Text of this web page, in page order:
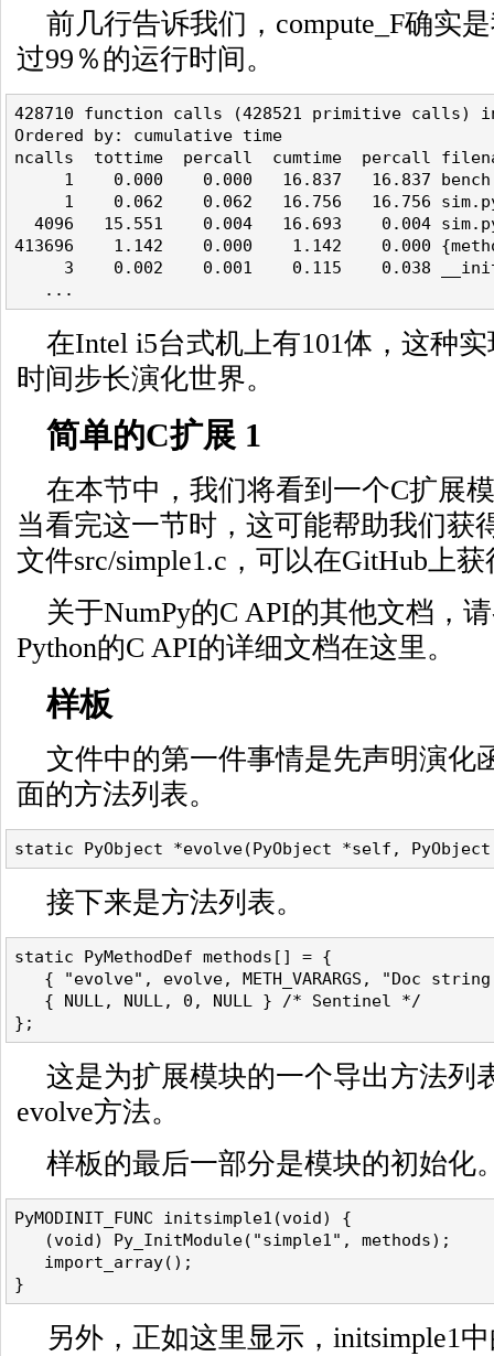
前几行告诉我们，compute_F确实
过99％的运行时间。
428710 function calls (428521 primitive calls) in
Ordered by: cumulative time
ncalls  tottime  percall  cumtime  percall
1    0.000    0.000   16.837   16.837
1    0.062    0.062   16.756   16.756
4096   15.551    0.004   16.693    0.004
413696    1.142    0.000    1.142    0.000
3    0.002    0.001    0.115    0.038
   ...
在Intel i5台式机上有101体，这种
时间步长演化世界。
简单的C扩展 1
在本节中，我们将看到一个C扩展
当看完这一节时，这可能帮助我们获
文件src/simple1.c，可以在GitHub上获
关于NumPy的C API的其他文档，
Python的C API的详细文档在这里。
样板
文件中的第一件事情是先声明演化
面的方法列表。
static PyObject *evolve(PyObject *self,
接下来是方法列表。
static PyMethodDef methods[] = {
{ "evolve", evolve, METH_VARARGS, "Doc
   { NULL, NULL, 0, NULL } /* Sentinel */
};
这是为扩展模块的一个导出方法列
evolve方法。
样板的最后一部分是模块的初始化
PyMODINIT_FUNC initsimple1(void) {
   (void) Py_InitModule("simple1", methods);
   import_array();
}
另外，正如这里显示，initsimple1